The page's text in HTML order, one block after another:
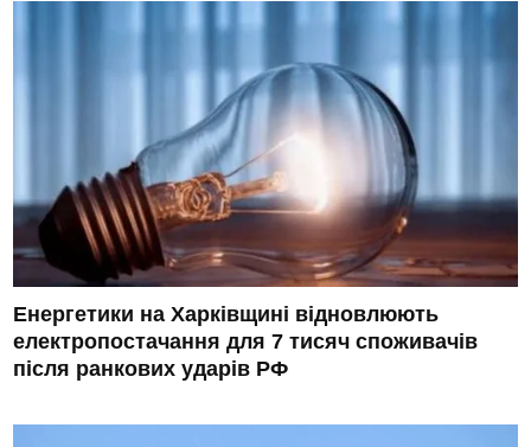
Енергетики на Харківщині відновлюють
електропостачання для 7 тисяч споживачів
після ранкових ударів РФ